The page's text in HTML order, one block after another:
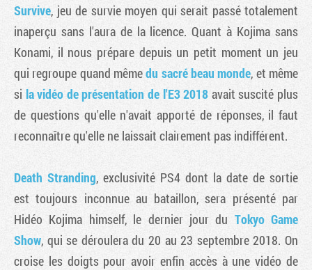
Survive, jeu de survie moyen qui serait passé totalement
inaperçu sans l'aura de la licence. Quant à Kojima sans
Konami, il nous prépare depuis un petit moment un jeu
qui regroupe quand mêmedu sacré beau monde, et même
si la vidéo de présentation de l'E3 2018 avait suscité plus
de questions qu'elle n'avait apporté de réponses, il faut
reconnaître qu'elle ne laissait clairement pas indifférent.
Death Stranding, exclusivité PS4 dont la date de sortie
est toujours inconnue au bataillon, sera présenté par
Hidéo Kojima himself, le dernier jour du Tokyo Game
Show, qui se déroulera du 20 au 23 septembre 2018. On
croise les doigts pour avoir enfin accès à une vidéo de
Tribune